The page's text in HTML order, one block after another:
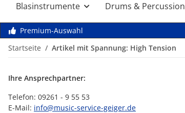
Blasinstrumente Drums & Percussion
Premium-Auswahl
Startseite
Artikel mit Spannung: High Tension
Ihre Ansprechpartner:
Telefon: 09261 - 9 55 53
E-Mail: info@music-service-geiger.de